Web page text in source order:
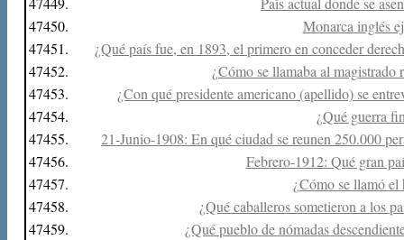
47450.
Monarca inglés
47451.
¿Qué país fue, en 1893, el primero en conceder
47452.
¿Cómo se llamaba al
47453.
¿Con qué presidente americano (apellido) se
47454.
¿Qué guerra
47455.
21-Junio-1908: En qué ciudad se reunen 250.000
47456.
Febrero-1912: Qué gran
47457.
¿Cómo se llamó
47458.
¿Qué caballeros sometieron a los
47459.
¿Qué pueblo de nómadas